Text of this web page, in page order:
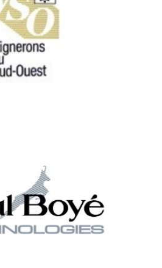
regroupement de caves régionales,
de leurs commandes pour la
distribution.
LOGISTIQUE TEXTILE
de tenues de combat, et
fait appel à Denjean Logistique pour le
de ses uniformes.